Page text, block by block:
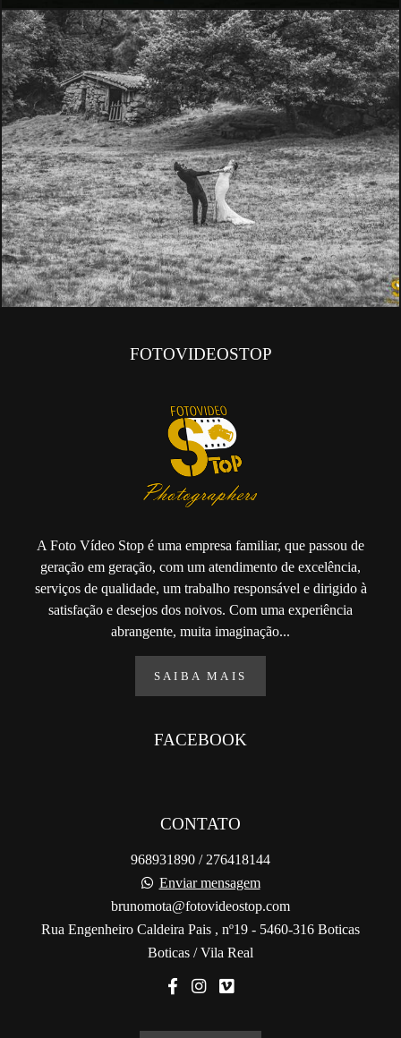
FOTOVIDEOSTOP
A Foto Vídeo Stop é uma empresa familiar, que passou de
geração em geração, com um atendimento de excelência,
serviços de qualidade, um trabalho responsável e dirigido à
satisfação e desejos dos noivos. Com uma experiência
abrangente, muita imaginação...
SAIBA MAIS
FACEBOOK
CONTATO
968931890 / 276418144
Enviar mensagem
brunomota@fotovideostop.com
Rua Engenheiro Caldeira Pais , nº19 - 5460-316 Boticas
Boticas / Vila Real